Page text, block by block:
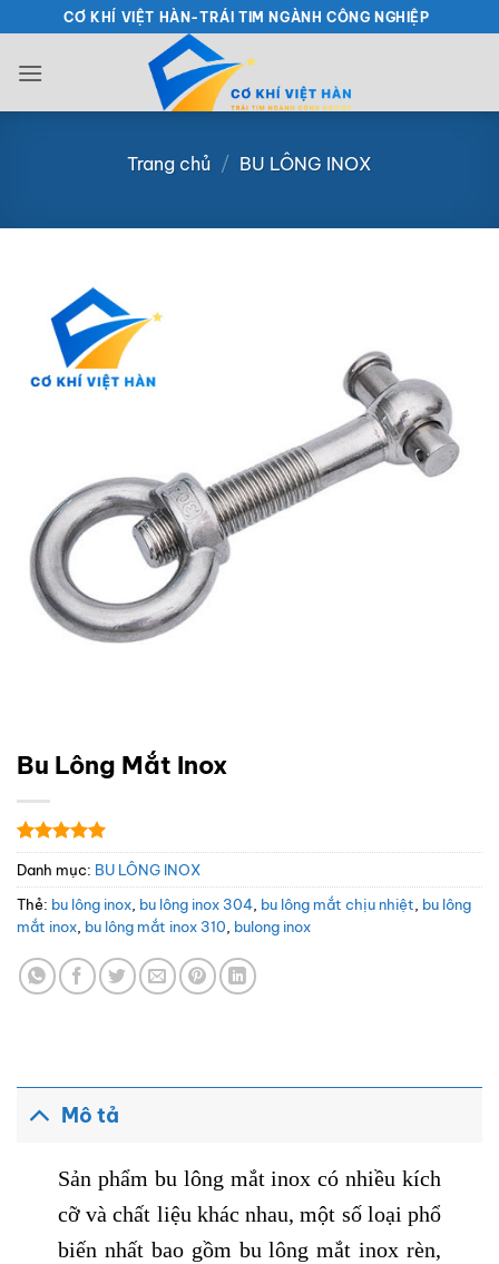
qua
nội
CƠ KHÍ VIỆT HÀN-TRÁI TIM NGÀNH CÔNG NGHIỆP
Trang chủ / BU LÔNG INOX
Bu Lông Mắt Inox
5trên 5
dựa trên
1
đánh giá
Danh mục: BU LÔNG INOX
Thẻ: bu lông inox bu lông inox 304 bu lông mắt chịu nhiệt bu lông
mắt inox bu lông mắt inox 310 bulong inox
Mô tả
Sản phẩm bu lông mắt inox có nhiều kích
cỡ và chất liệu khác nhau, một số loại phổ
biến nhất bao gồm bu lông mắt inox rèn,